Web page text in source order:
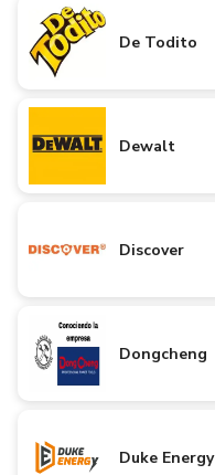
De Todito
Dewalt
Discover
Dongcheng
Duke Energy